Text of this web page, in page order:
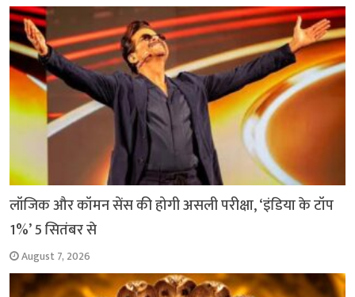
लॉजिक और कॉमन सेंस की होगी असली परीक्षा, ‘इंडिया के टॉप
1%’ 5 सितंबर से
August 7, 2026